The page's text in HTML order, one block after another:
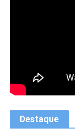
Destaque